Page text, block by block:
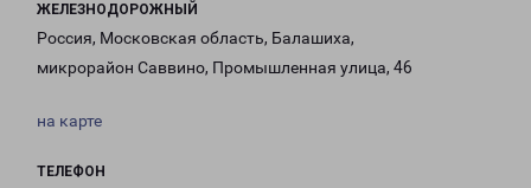
ЖЕЛЕЗНОДОРОЖНЫЙ
Россия, Московская область, Балашиха,
микрорайон Саввино, Промышленная улица, 46
на карте
ТЕЛЕФОН